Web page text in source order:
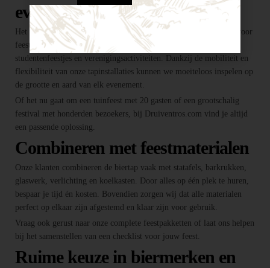
evenement
Het huren van een biertap in locatie Breda is niet alleen geschikt voor
feesten thuis, maar ook voor bedrijfsevenementen, buurtfeesten,
studentenfeestjes en verenigingsactiviteiten. Dankzij de mobiliteit en
flexibiliteit van onze tapinstallaties kunnen we moeiteloos inspelen op
de grootte en aard van elk evenement.
Of het nu gaat om een tuinfeest met 20 gasten of een grootschalig
festival met honderden bezoekers, bij Druiventros.com vind je altijd
een passende oplossing.
Combineren met feestmaterialen
Onze klanten combineren de biertap vaak met statafels, barkrukken,
glaswerk, verlichting en koelkasten. Door alles op één plek te huren,
bespaar je tijd én kosten. Bovendien zorgen wij dat alle materialen
perfect op elkaar zijn afgestemd en klaar zijn voor gebruik.
Vraag ook gerust naar onze complete feestpakketten of laat ons helpen
bij het samenstellen van een checklist voor jouw feest.
Ruime keuze in biermerken en